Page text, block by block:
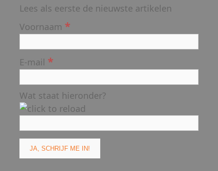
Lees als eerste de nieuwste artikelen
Voornaam *
E-mail *
Wat staat hieronder?